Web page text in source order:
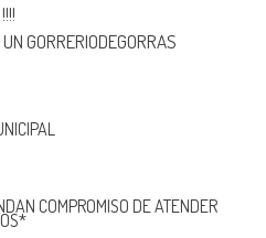
GORRERIODEGORRAS
COMPROMISO DE ATENDER